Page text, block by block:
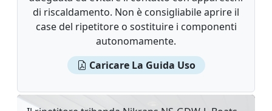
di riscaldamento. Non è consigliabile aprire il
case del ripetitore o sostituire i componenti
autonomamente.
Caricare La Guida Uso